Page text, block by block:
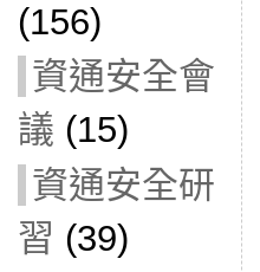
(156)
資通安全會
議 (15)
資通安全研
習 (39)